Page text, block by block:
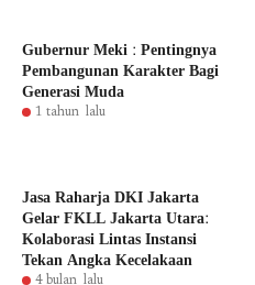
Gubernur Meki : Pentingnya
Pembangunan Karakter Bagi
Generasi Muda
1 tahun lalu
Jasa Raharja DKI Jakarta
Gelar FKLL Jakarta Utara:
Kolaborasi Lintas Instansi
Tekan Angka Kecelakaan
4 bulan lalu